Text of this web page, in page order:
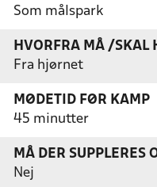
Som målspark
HVORFRA MÅ /SKAL
Fra hjørnet
MØDETID FØR KAMP
45 minutter
MÅ DER SUPPLERES
Nej